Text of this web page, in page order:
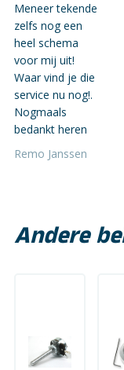
Meneer tekende
zelfs nog een
heel schema
voor mij uit!
Waar vind je die
service nu nog!.
Nogmaals
bedankt heren
Remo Janssen
Andere